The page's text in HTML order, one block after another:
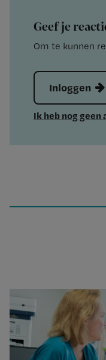
Geef je
Om te kunnen
Inloggen
Ik heb nog geen